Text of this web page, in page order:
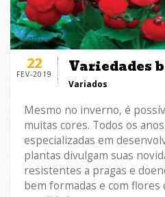
22
FEV-2019 Variedades
Variados
Mesmo no inverno, é
muitas cores. Todos os
especializadas em
plantas divulgam suas
resistentes a pragas e
bem formadas e com flores